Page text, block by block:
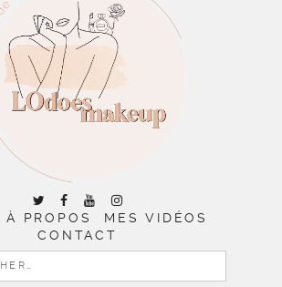
À PROPOS
MES VIDÉOS
CONTACT
RECHERCHER :